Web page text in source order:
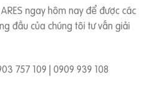
ngay hôm nay để được các
đầu của chúng tôi tư vấn giải
757 109 | 0909 939 108